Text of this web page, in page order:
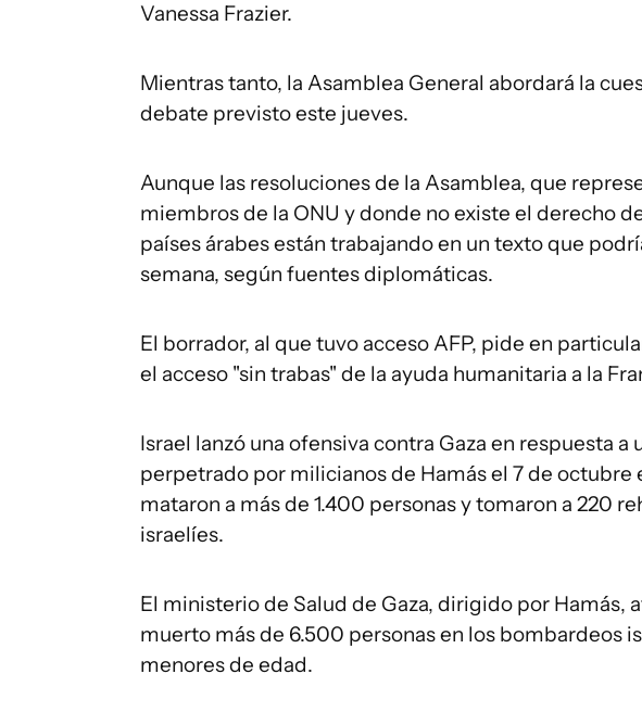
Vanessa Frazier.
Mientras tanto, la Asamblea General abordará la
debate previsto este jueves.
Aunque las resoluciones de la Asamblea, que
miembros de la ONU y donde no existe el derecho
países árabes están trabajando en un texto que
semana, según fuentes diplomáticas.
El borrador, al que tuvo acceso AFP, pide en
el acceso "sin trabas" de la ayuda humanitaria a la
Israel lanzó una ofensiva contra Gaza en respuesta
perpetrado por milicianos de Hamás el 7 de octubre
mataron a más de 1.400 personas y tomaron a 220
israelíes.
El ministerio de Salud de Gaza, dirigido por Hamás,
muerto más de 6.500 personas en los bombardeos
menores de edad.